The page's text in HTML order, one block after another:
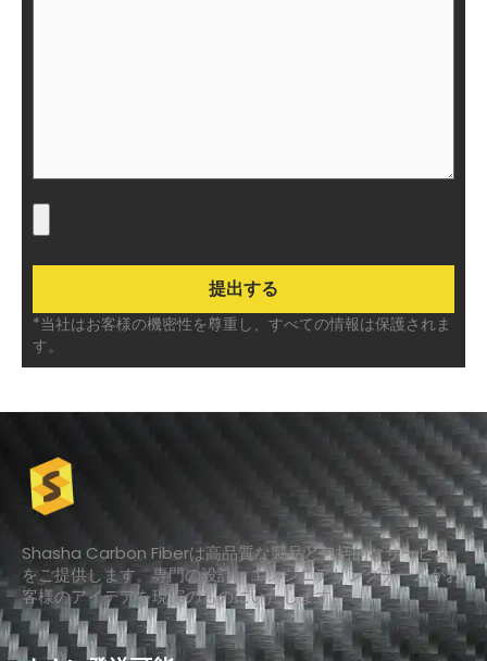
*当社はお客様の機密性を尊重し、すべての情報は保護されま
す。
Shasha Carbon Fiberは高品質な製品と包括的なサービス
をご提供します。専門の設計・エンジニアリングチームがお
客様のアイデアを現実のものにいたします。